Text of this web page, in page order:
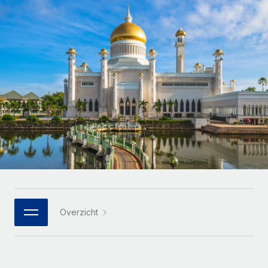
Zzp'ers internationaal onboarden en beheren
PEO
Ingewikkelde HR-taken eenvoudig uitbesteden
INFRASTRUCTUUR
Remote Embedded
HR naadloos in workflows integreren
Platform
Ingebouwde essentiële HR-functies voor je team
Integraties
GROEIFASE
Start-ups
Flexibele global HR en payroll solutions voor groeiende
bedrijven
Mid-market
Teams uitbreiden met HR solutions op maat
Enterprise
Global HR voor grote bedrijven
WERK MET ONS SAMEN
Strategische technologiepartners
Betalingscalculator voor zzp'ers
Ontdek valuta-opties en betaalsnelheden voor
internationale zzp'ers
LEREN MET REMOTE
Onderzoek en gidsen
Casestudy's
HR-woordenlijst
Checklists en templates
Webinars
Nederlands
Français
Deutsch
Español
Italiano
Português (Portugal)
日本語
한국어
Inloggen
Overzicht